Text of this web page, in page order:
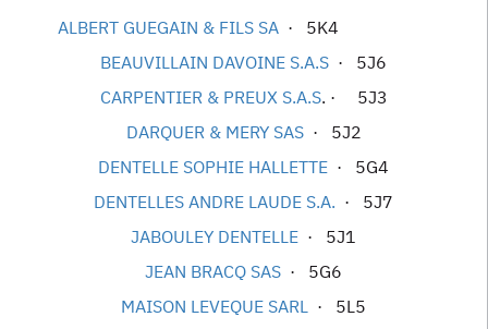
ALBERT GUEGAIN & FILS SA· 5K4
BEAUVILLAIN DAVOINE S.A.S · 5J6
CARPENTIER & PREUX S.A.S. · 5J3
DARQUER & MERY SAS· 5J2
DENTELLE SOPHIE HALLETTE · 5G4
DENTELLES ANDRE LAUDE S.A. · 5J7
JABOULEY DENTELLE · 5J1
JEAN BRACQ SAS · 5G6
MAISON LEVEQUE SARL · 5L5